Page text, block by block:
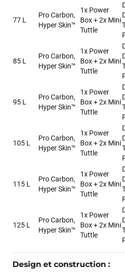
77 L
Pro Carbon,
Hyper Skin™
1x Power
Box + 2x Mini
Tuttle
85 L
Pro Carbon,
Hyper Skin™
1x Power
Box + 2x Mini
Tuttle
95 L
Pro Carbon,
Hyper Skin™
1x Power
Box + 2x Mini
Tuttle
105 L
Pro Carbon,
Hyper Skin™
1x Power
Box + 2x Mini
Tuttle
115 L
Pro Carbon,
Hyper Skin™
1x Power
Box + 2x Mini
Tuttle
125 L
Pro Carbon,
Hyper Skin™
1x Power
Box + 2x Mini
Tuttle
Design et construction :